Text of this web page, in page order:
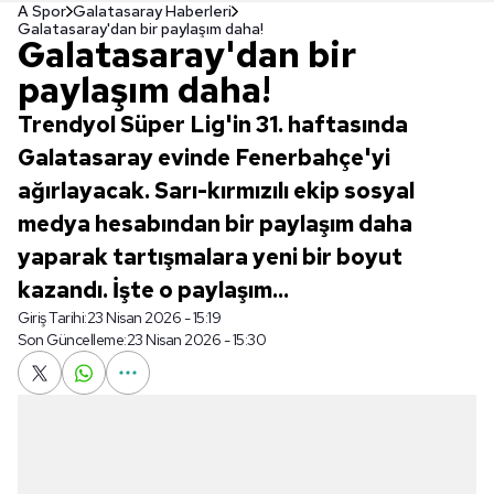
A Spor Galatasaray Haberleri
Galatasaray'dan bir paylaşım daha!
Galatasaray'dan bir
paylaşım daha!
Trendyol Süper Lig'in 31. haftasında
Galatasaray evinde Fenerbahçe'yi
ağırlayacak. Sarı-kırmızılı ekip sosyal
medya hesabından bir paylaşım daha
yaparak tartışmalara yeni bir boyut
kazandı. İşte o paylaşım...
Giriş Tarihi:23 Nisan 2026 - 15:19
Son Güncelleme:23 Nisan 2026 - 15:30